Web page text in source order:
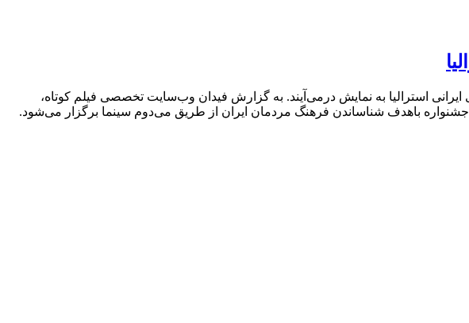
فیلم‌های ایرانی استرالیا به نمایش درمی‌آیند. به گزارش فیدان وب‌سایت تخصصی فیلم کوتاه،
جشنواره باهدف شناساندن فرهنگ مردمان ایران از طریق می‌دوم سینما برگزار می‌شود.